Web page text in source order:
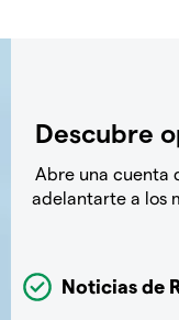
Descubre
Abre una cuenta
adelantarte a los
Noticias de